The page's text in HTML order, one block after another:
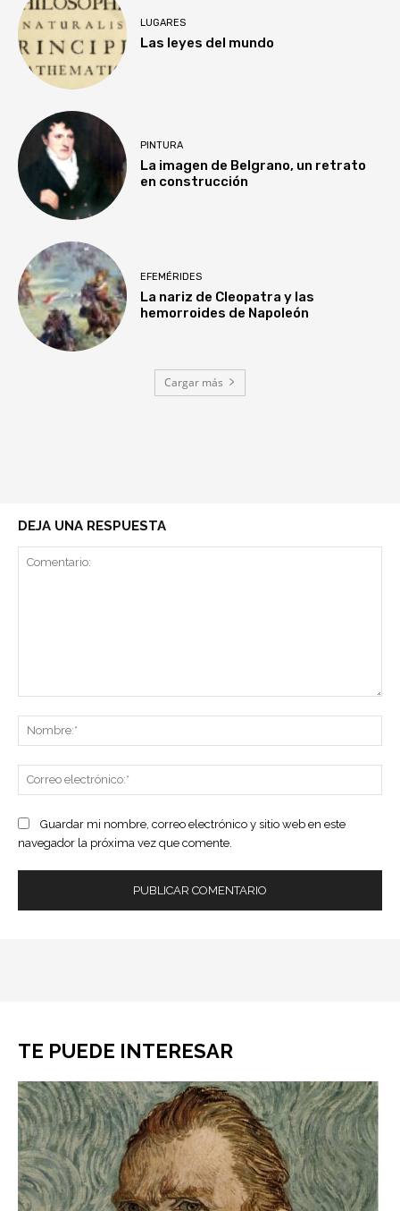
LUGARES
Las leyes del mundo
PINTURA
La imagen de Belgrano, un retrato
en construcción
EFEMÉRIDES
La nariz de Cleopatra y las
hemorroides de Napoleón
Cargar más
DEJA UNA RESPUESTA
Guardar mi nombre, correo electrónico y sitio web en este
navegador la próxima vez que comente.
TE PUEDE INTERESAR